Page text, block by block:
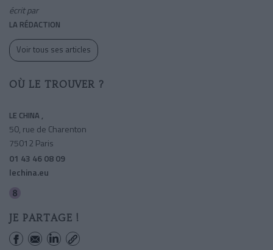
écrit par
LA RÉDACTION
Voir tous ses articles
OÙ LE TROUVER ?
LE CHINA ,
50, rue de Charenton
75012 Paris
01 43 46 08 09
lechina.eu
JE PARTAGE !